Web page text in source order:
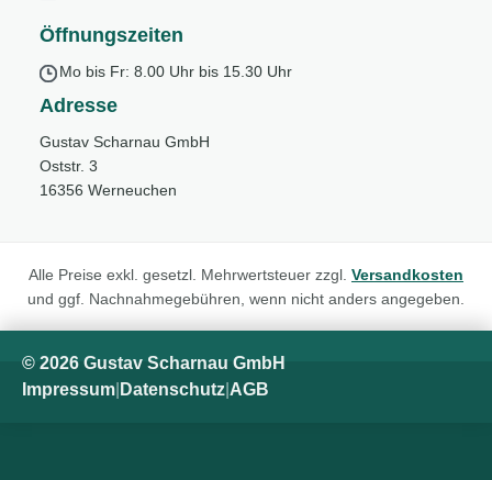
Öffnungszeiten
Mo bis Fr: 8.00 Uhr bis 15.30 Uhr
Adresse
Gustav Scharnau GmbH
Oststr. 3
16356 Werneuchen
Alle Preise exkl. gesetzl. Mehrwertsteuer zzgl. Versandkosten
und ggf. Nachnahmegebühren, wenn nicht anders angegeben.
© 2026 Gustav Scharnau GmbH
Impressum Datenschutz AGB